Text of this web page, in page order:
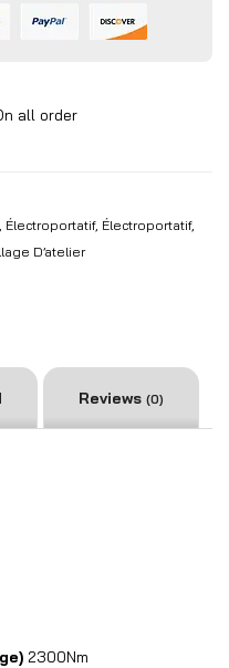
all order
Électroportatif, Électroportatif,
D’atelier
Reviews (0)
2300Nm